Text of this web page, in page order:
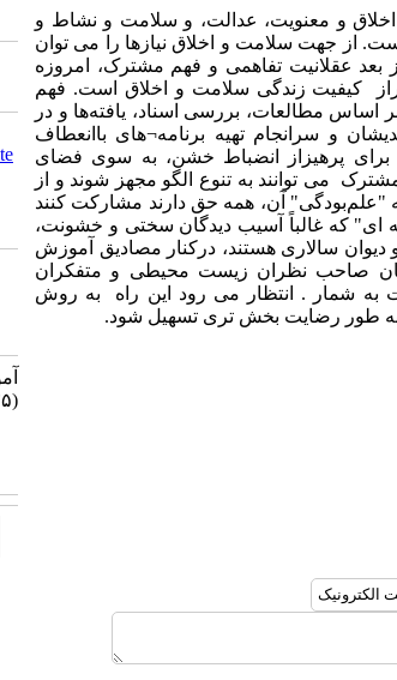
و معنویت، عدالت، و سلامت و نشاط و
از جهت سلامت و اخلاق نیازها را می توان
بعد عقلانیت تفاهمی و فهم مشترک، امروزه‌
کیفیت زندگی سلامت و اخلاق است. فهم
مطالعات‌، بررسی‌ اسناد، یافته‌ها و در
و سرانجام‌ تهیه ‌برنامه¬های باانعطاف
برای پرهیزاز انضباط خشن،‌ به‌ سوی‌ فضای
می توانند به تنوع الگو مجهز شوند و از
"علم‌بودگی‌" آن، همه حق‌ دارند مشارکت‌ کنند
که‌ غالباً آسیب‌ دیدگان سختی و خشونت،‌
دیوان سالاری هستند، درکنار مصادیق آموزش
صاحب نظران زیست محیطی و متفکران
به‌ شمار . انتظار می رود این راه به‌ روش‌
به‌ طور رضایت بخش تری‌ تسهیل‌ شود.
(۲۵) :۸۳-۹۷